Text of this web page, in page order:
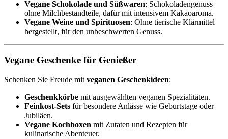
Vegane Schokolade und Süßwaren: Schokoladengenuss
ohne Milchbestandteile, dafür mit intensivem Kakaoaroma.
Vegane Weine und Spirituosen: Ohne tierische Klärmittel
hergestellt, für den unbeschwerten Genuss.
Vegane Geschenke für Genießer
Schenken Sie Freude mit veganen Geschenkideen:
Geschenkkörbe mit ausgewählten veganen Spezialitäten.
Feinkost-Sets für besondere Anlässe wie Geburtstage oder
Jubiläen.
Vegane Kochboxen mit Zutaten und Rezepten für
kulinarische Abenteuer.